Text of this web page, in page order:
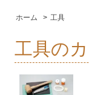
ホーム > 工具
工具の